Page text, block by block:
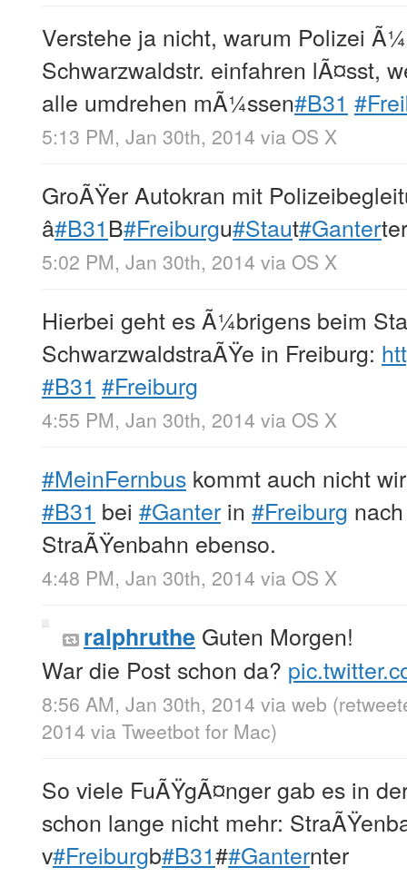
Verstehe ja nicht, warum Polizei
Schwarzwaldstr. einfahren lÃ¤sst,
alle umdrehen mÃ¼ssen#B31
5:13 PM, Jan 30th, 2014 via OS X
GroÃŸer Autokran mit
â#B31B#Freiburgu#Staut#Ganterter
5:02 PM, Jan 30th, 2014 via OS X
Hierbei geht es Ã¼brigens beim
SchwarzwaldstraÃŸe in Freiburg:
#B31 #Freiburg
4:55 PM, Jan 30th, 2014 via OS X
#MeinFernbus kommt auch nicht
#B31 bei #Ganter in #Freiburg
StraÃŸenbahn ebenso.
4:48 PM, Jan 30th, 2014 via OS X
ralphruthe Guten Morgen!
War die Post schon da?
8:56 AM, Jan 30th, 2014 via web
2014 via Tweetbot for Mac)
So viele FuÃŸgÃ¤nger gab es in
schon lange nicht mehr:
v#Freiburgb#B31##Ganternter